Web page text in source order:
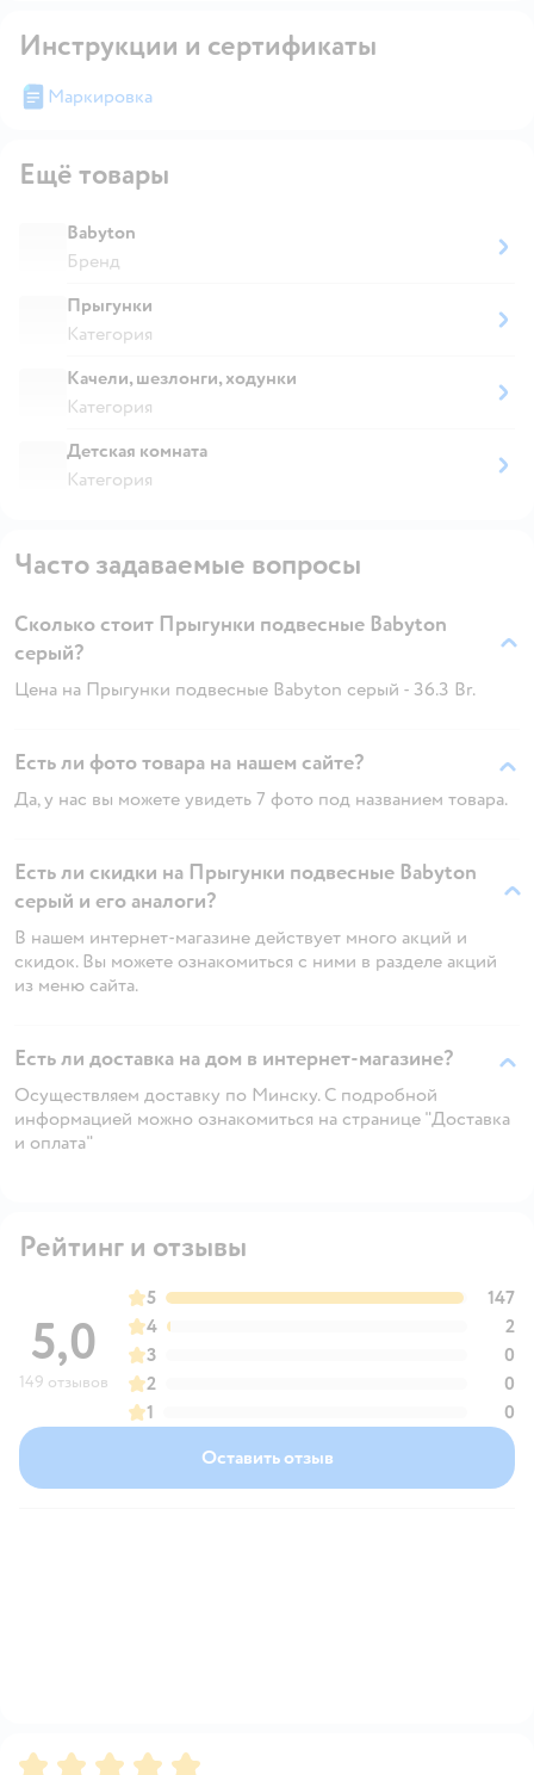
Инструкции и сертификаты
Маркировка
Ещё товары
Babyton
Бренд
Прыгунки
Категория
Качели, шезлонги, ходунки
Категория
Детская комната
Категория
Часто задаваемые вопросы
Сколько стоит Прыгунки подвесные Babyton
серый?
Цена на Прыгунки подвесные Babyton серый - 36.3 Br.
Есть ли фото товара на нашем сайте?
Да, у нас вы можете увидеть 7 фото под названием товара.
Есть ли скидки на Прыгунки подвесные Babyton
серый и его аналоги?
В нашем интернет-магазине действует много акций и
скидок. Вы можете ознакомиться с ними в разделе акций
из меню сайта.
Есть ли доставка на дом в интернет-магазине?
Осуществляем доставку по Минску. С подробной
информацией можно ознакомиться на странице "Доставка
и оплата"
Рейтинг и отзывы
5,0
149 отзывов
5
147
4
2
3
0
2
0
1
0
Оставить отзыв
Рейтинг:5